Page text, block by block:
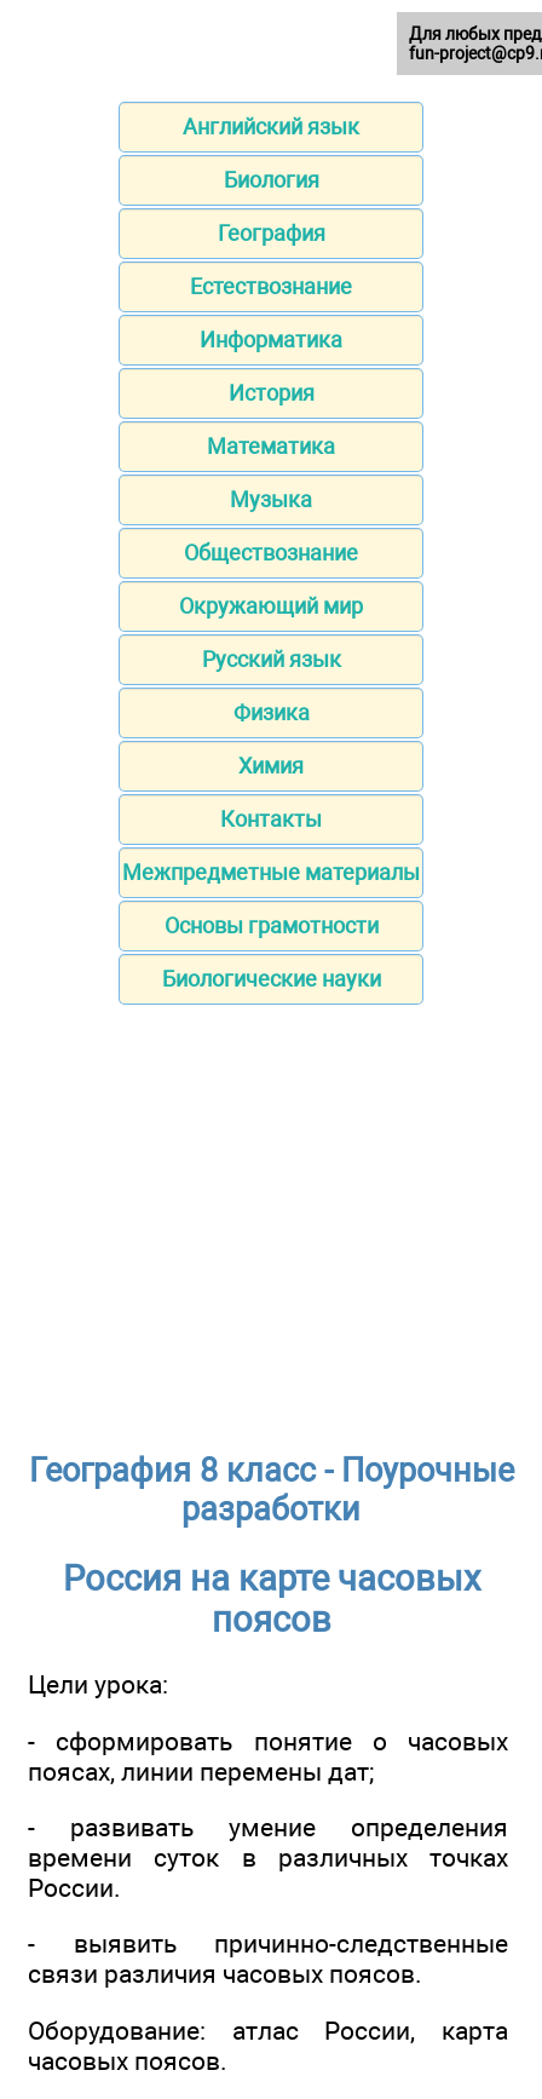
Английский язык
Биология
География
Естествознание
Информатика
История
Математика
Музыка
Обществознание
Окружающий мир
Русский язык
Физика
Химия
Контакты
Межпредметные материалы
Основы грамотности
Биологические науки
География 8 класс - Поурочные
разработки
Россия на карте часовых
поясов
Цели урока:
- сформировать понятие о часовых
поясах, линии перемены дат;
- развивать умение определения
времени суток в различных точках
России.
- выявить причинно-следственные
связи различия часовых поясов.
Оборудование: атлас России, карта
часовых поясов.
Для любых
fun-